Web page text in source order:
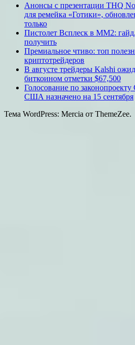
Анонсы с презентации THQ
для ремейка «Готики»,
только
Пистолет Всплеск в MM2:
получить
Премиальное чтиво: топ
криптотрейдеров
В августе трейдеры Kalshi
биткоином отметки $67,500
Голосование по
США назначено на 15 сентября
Тема WordPress: Mercia от ThemeZee.